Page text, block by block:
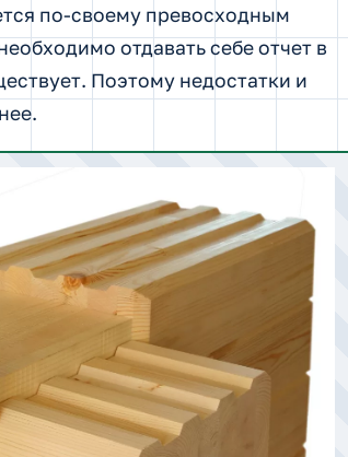
по-своему превосходным
отдавать себе отчет в
Поэтому недостатки и